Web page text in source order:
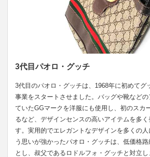
3代目パオロ・グッチ
3代目のパオロ・グッチは、1968年に初めてグ
事業をスタートさせました。バッグや靴など
ていたGGマークを洋服にも使用し、初のスカ
るなど、デザインセンスの高いアイテムを多く
す。実用的でエレガントなデザインを多くの
う思いが強かったパオロ・グッチは、低価格路
とし、叔父であるロドルフォ・グッチと対立し